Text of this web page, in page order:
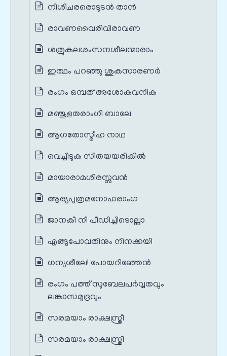
നിശിചരരൊടുടൻ താൻ
രാവണവൈരിവിരാവണ
ശത്രുകുലശംസനശീലന്മാരാം
ഇത്ഥം പറഞ്ഞു ശുകസാരണർ
രംഗം ഒമ്പത് അശോകവനിക
മഞ്ജുളതരാംഗി ബാലേ
ആഗതോസ്മീഹ നാഥ
വെച്ചിടുക സീതയയരികിൽ
മായാരാമശിരസ്സവൻ
ആര്യപുത്രമനോഹരാംഗ
ജാനകീ നീ പീഡിച്ചിടൊല്ലാ
എങ്ങുപോവതിനും നിനക്കയി
ധന്യശീലേ! പോയറിഞ്ഞേൻ
രംഗം പത്ത് സുബേലപർവ്വതവും
ലങ്കാസമുദ്രവും
സരമയാം രാക്ഷസ്ത്രീ
സരമയാം രാക്ഷസ്ത്രീ